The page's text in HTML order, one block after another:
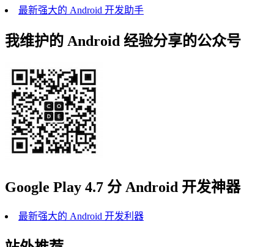
最新强大的 Android 开发助手
我维护的 Android 经验分享的公众号
Google Play 4.7 分 Android 开发神器
最新强大的 Android 开发利器